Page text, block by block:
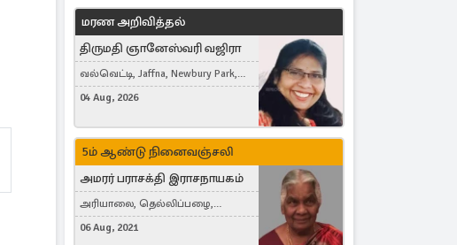
மரண அறிவித்தல்
திருமதி ஞானேஸ்வரி வஜிரா
வல்வெட்டி, Jaffna, Newbury Park,
United Kingdom
04 Aug, 2026
5ம் ஆண்டு நினைவஞ்சலி
அமரர் பராசக்தி இராசநாயகம்
அரியாலை, தெல்லிப்பழை,
Montreal, Canada
06 Aug, 2021